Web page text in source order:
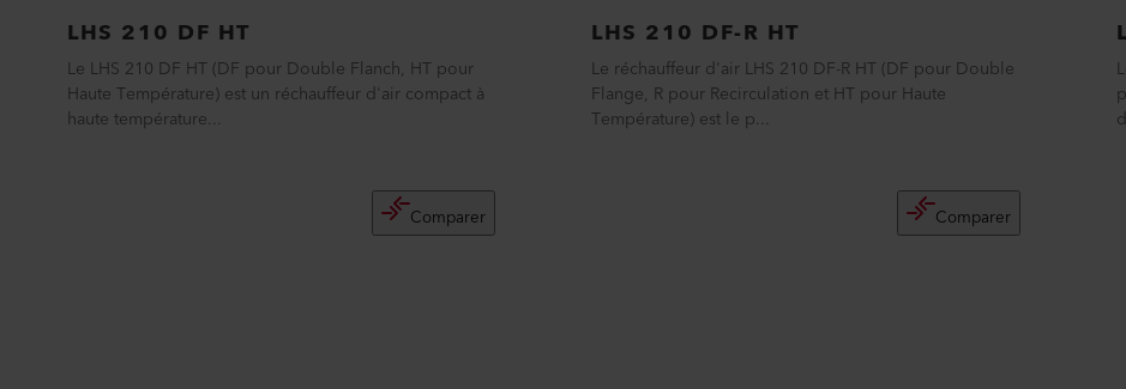
LHS 210 DF HT
Le LHS 210 DF HT (DF pour Double Flanch, HT pour
Haute Température) est un réchauffeur d'air compact à
haute température...
Comparer
LHS 210 DF-R HT
Le réchauffeur d'air LHS 210 DF-R HT (DF pour Double
Flange, R pour Recirculation et HT pour Haute
Température) est le p...
Comparer